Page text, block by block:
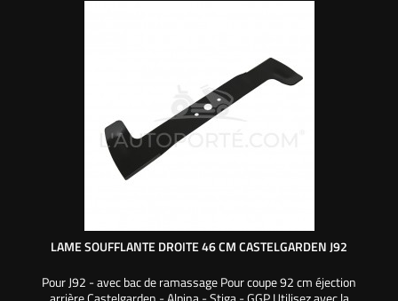
LAME SOUFFLANTE DROITE 46 CM CASTELGARDEN J92
Pour J92 - avec bac de ramassage Pour coupe 92 cm éjection